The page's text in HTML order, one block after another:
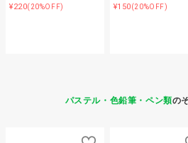
¥220(20%OFF) ¥150(20%OFF)
パステル・色鉛筆・ペン類の